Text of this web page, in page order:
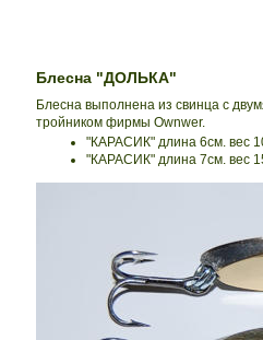
Блесна "ДОЛЬКА"
Блесна выполнена из свинца с
тройником фирмы Ownwer.
"КАРАСИК" длина 6см. вес
"КАРАСИК" длина 7см. вес